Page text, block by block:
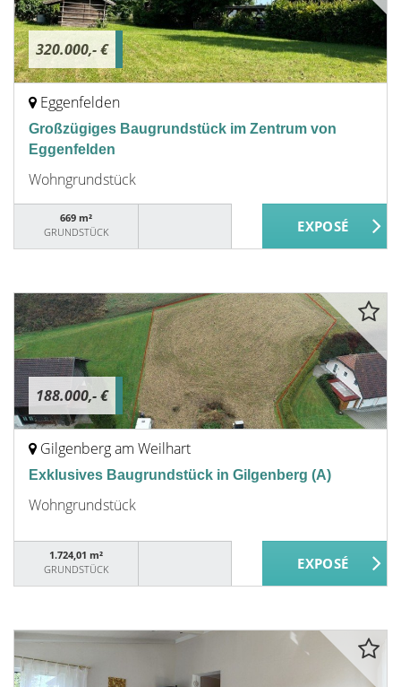
320.000,- €
Eggenfelden
Großzügiges Baugrundstück im Zentrum von
Eggenfelden
Wohngrundstück
669 m²
GRUNDSTÜCK
188.000,- €
Gilgenberg am Weilhart
Exklusives Baugrundstück in Gilgenberg (A)
Wohngrundstück
1.724,01 m²
GRUNDSTÜCK